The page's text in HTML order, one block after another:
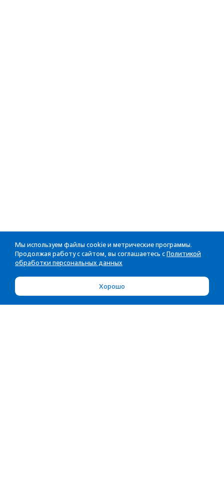
Мы используем файлы cookie и метрические программы.
Продолжая работу с сайтом, вы соглашаетесь с Политикой
обработки персональных данных
Хорошо